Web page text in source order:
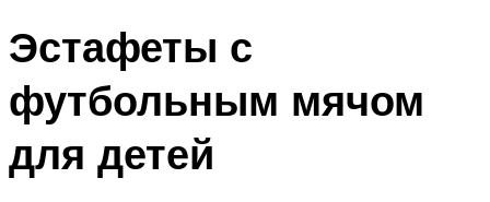
Эстафеты с
футбольным мячом
для детей